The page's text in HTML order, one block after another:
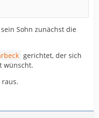
Sohn zunächst die
gerichtet, der sich
wünscht.
raus.